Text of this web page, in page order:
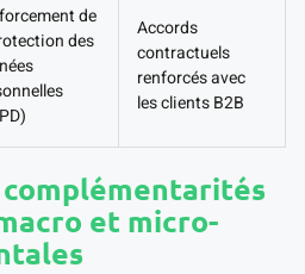
de
des
Accords
contractuels
renforcés avec
les clients B2B
et micro-